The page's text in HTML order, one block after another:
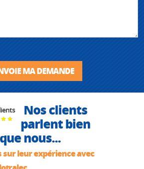
MA DEMANDE
Nos clients
parlent bien
nous...
leur expérience avec